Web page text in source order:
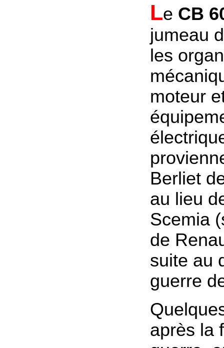
Le CB
jumeau
les
moteur
Berliet
au lieu
Scemia
de
suite au
guerre
après la